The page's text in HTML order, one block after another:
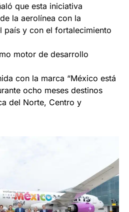
que esta iniciativa
la aerolínea con la
país y con el fortalecimiento
motor de desarrollo
con la marca “México está
ocho meses destinos
del Norte, Centro y